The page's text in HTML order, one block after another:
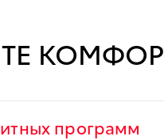
программ